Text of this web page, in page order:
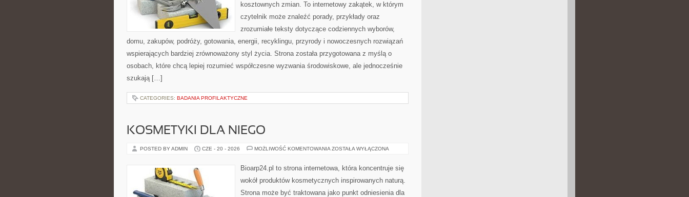
kosztownych zmian. To internetowy zakątek, w którym
czytelnik może znaleźć porady, przykłady oraz
zrozumiałe teksty dotyczące codziennych wyborów,
domu, zakupów, podróży, gotowania, energii, recyklingu, przyrody i nowoczesnych rozwiązań
wspierających bardziej zrównoważony styl życia. Strona została przygotowana z myślą o
osobach, które chcą lepiej rozumieć współczesne wyzwania środowiskowe, ale jednocześnie
szukają […]
CATEGORIES: BADANIA PROFILAKTYCZNE
KOSMETYKI DLA NIEGO
POSTED BY ADMIN CZE - 20 - 2026 MOŻLIWOŚĆ KOMENTOWANIA KOSMETYKI
ZOSTAŁA WYŁĄCZONA
Bioarp24.pl to strona internetowa, która koncentruje się
wokół produktów kosmetycznych inspirowanych naturą.
Strona może być traktowana jako punkt odniesienia dla